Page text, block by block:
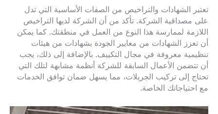
تعتبر الشهادات والتراخيص من الصفات الأساسية التي تدل
على مصداقية الشركة. تأكد من أن الشركة لديها التراخيص
اللازمة لممارسة هذا النوع من العمل في منطقتك. كما يمكن
أن تعزز الشهادات من معايير الجودة بشهادات من هيئات
تنظيمية معروفة في مجال التكييف. بالإضافة إلى ذلك، يجب
أن تتضمن الأعمال السابقة للشركة أنظمة مشابهة لتلك التي
تحتاج إلى تركيب الجريلات، مما يسهل ضمان توافق الخدمات
مع احتياجاتك الخاصة.